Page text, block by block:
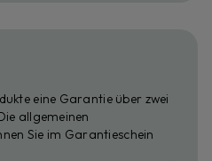
eine Garantie über zwei
allgemeinen
Sie im Garantieschein